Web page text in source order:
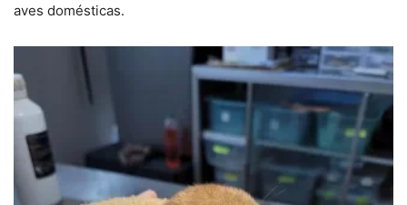
aves domésticas.